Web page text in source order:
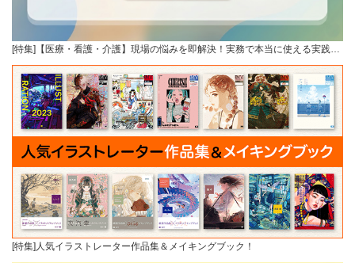
[特集]【医療・看護・介護】現場の悩みを即解決！実務で本当に使える実践…
[特集]人気イラストレーター作品集＆メイキングブック！